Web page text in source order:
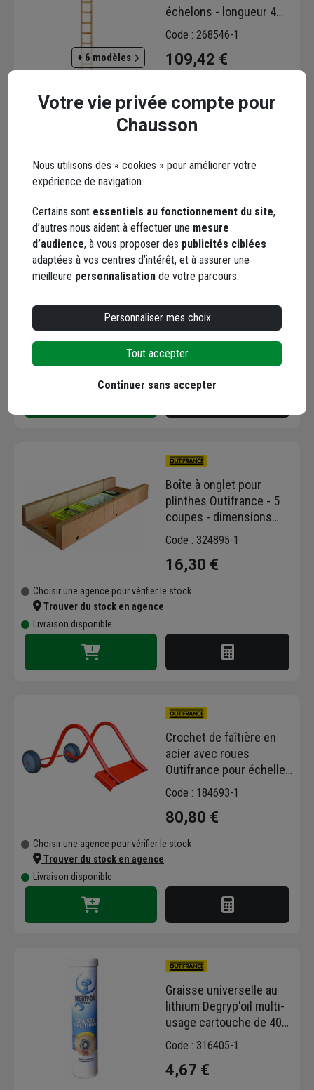
+ 6 modèles
échelons - longueur 4
mètres - entraxe de
Code : 268546-1
109,42 €
Trouver du stock en agence
Tréteau pliant bois et
métal Outifrance - 850 x
800 mm - hauteur de
travail 820 mm
44,64 €
Choisir une agence pour vérifier le stock
Trouver du stock en agence
Boîte à onglet pour
plinthes Outifrance - 5
coupes - dimensions
intérieures 400 x 120
Code : 324895-1
16,30 €
Choisir une agence pour vérifier le stock
Trouver du stock en agence
Livraison disponible
Crochet de faîtière en
acier avec roues
Outifrance pour échelle
de toit - 300 x 200 mm
Code : 184693-1
80,80 €
Choisir une agence pour vérifier le stock
Trouver du stock en agence
Livraison disponible
Graisse universelle au
lithium Degryp'oil multi-
usage cartouche de 400
g
Code : 316405-1
4,67 €
Votre vie privée compte pour
Chausson
Nous utilisons des « cookies » pour améliorer votre
expérience de navigation.
Certains sont essentiels au fonctionnement du site,
d’autres nous aident à effectuer une mesure
d’audience, à vous proposer des publicités ciblées
adaptées à vos centres d’intérêt, et à assurer une
meilleure personnalisation de votre parcours.
Personnaliser mes choix
Tout accepter
Continuer sans accepter